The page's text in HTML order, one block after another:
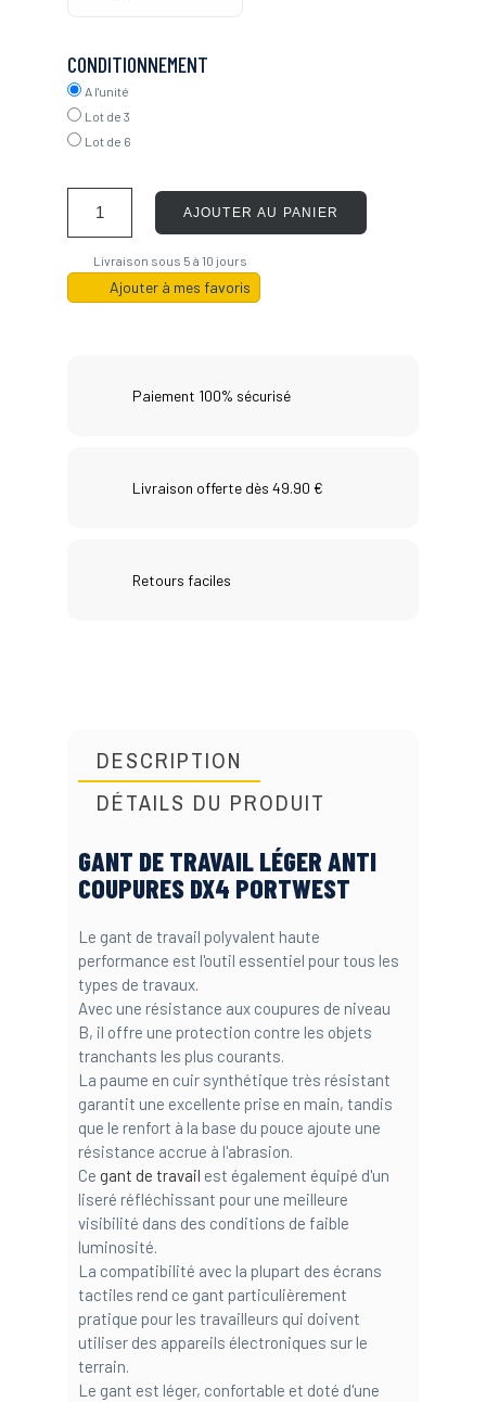
CONDITIONNEMENT
A l'unité
Lot de 3
Lot de 6
AJOUTER AU PANIER
Livraison sous 5 à 10 jours
Ajouter à mes favoris
Paiement 100% sécurisé
Livraison offerte dès 49.90 €
Retours faciles
DESCRIPTION
DÉTAILS DU PRODUIT
GANT DE TRAVAIL LÉGER ANTI
COUPURES DX4 PORTWEST
Le gant de travail polyvalent haute
performance est l'outil essentiel pour tous les
types de travaux.
Avec une résistance aux coupures de niveau
B, il offre une protection contre les objets
tranchants les plus courants.
La paume en cuir synthétique très résistant
garantit une excellente prise en main, tandis
que le renfort à la base du pouce ajoute une
résistance accrue à l'abrasion.
Ce gant de travail est également équipé d'un
liseré réfléchissant pour une meilleure
visibilité dans des conditions de faible
luminosité.
La compatibilité avec la plupart des écrans
tactiles rend ce gant particulièrement
pratique pour les travailleurs qui doivent
utiliser des appareils électroniques sur le
terrain.
Le gant est léger, confortable et doté d'une